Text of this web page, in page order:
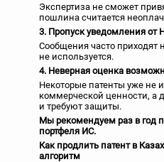
Экспертиза не сможет
пошлина считается
3. Пропуск уведомления от
Сообщения часто приходят
не используется.
4. Неверная оценка
Некоторые патенты уже не
коммерческой ценности, а
и требуют защиты.
Мы рекомендуем раз в год
портфеля ИС.
Как продлить патент в
алгоритм